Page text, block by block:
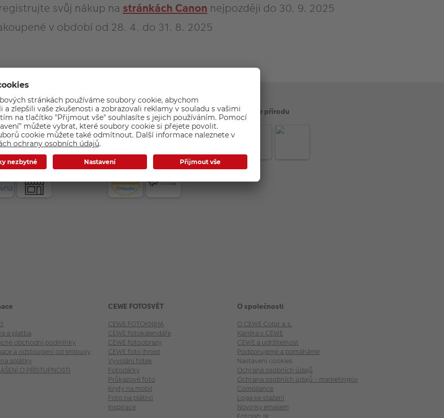
svůj nákup na stránkách Canon nejpozději do 30. 9. 2025
v období od 28. 4. do 31. 8. 2025
doručení Kvalita a bezpečnost Šetříme přírodu
a platba
obchodní podmínky
a odstoupení od smlouvy
splátky
O PŘÍSTUPNOSTI
CEWE FOTOSVĚT
CEWE FOTOKNIHA
CEWE fotokalendáře
CEWE fotoobrazy
CEWE foto ihned
Vyvolání fotek
Fotodárky
Průkazové foto
Kryty na mobil
Foto na plátno
Inspirace
O společnosti
O CEWE Color a.s.
Kariéra v CEWE
CEWE a udržitelnost
Podporujeme a pomáháme
Nastavení cookies
Ochrana osobních údajů
Ochrana osobních údajů - marketingové akce
Compliance
Loga ke stažení
Novinky emailem